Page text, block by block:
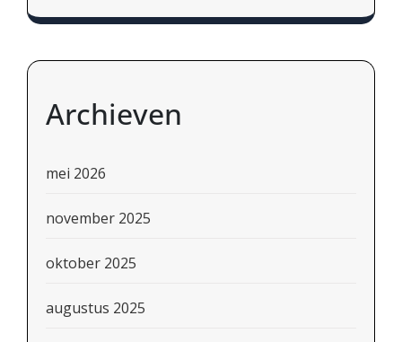
Archieven
mei 2026
november 2025
oktober 2025
augustus 2025